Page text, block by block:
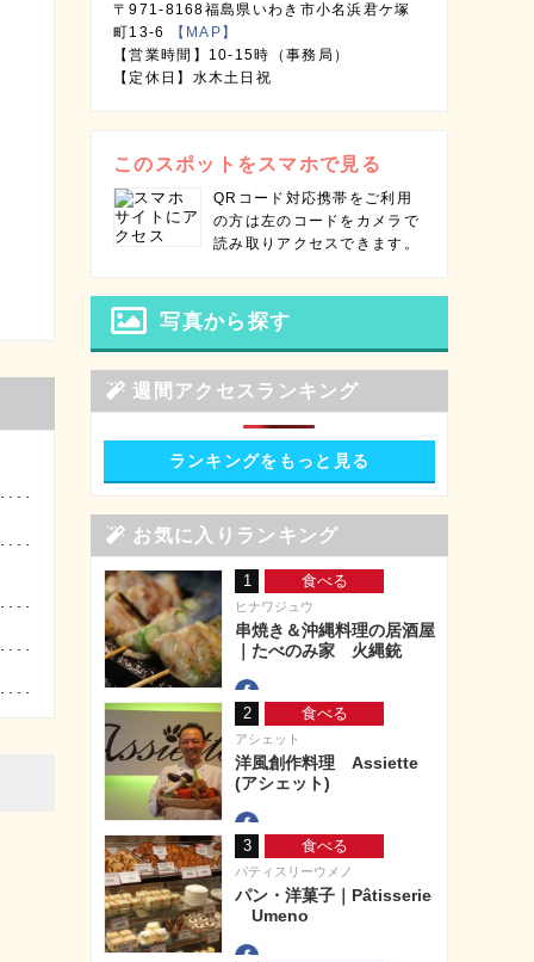
〒971-8168福島県いわき市小名浜君ケ塚
町13-6
【MAP】
【営業時間】10-15時（事務局）
【定休日】水木土日祝
このスポットをスマホで見る
QRコード対応携帯をご利用
の方は左のコードをカメラで
読み取りアクセスできます。
写真から探す
週間アクセスランキング
ランキングをもっと見る
お気に入りランキング
1 食べる
ヒナワジュウ
串焼き＆沖縄料理の居酒屋
｜たべのみ家 火縄銃
2 食べる
アシェット
洋風創作料理 Assiette
(アシェット)
3 食べる
パティスリーウメノ
パン・洋菓子｜Pâtisserie
Umeno